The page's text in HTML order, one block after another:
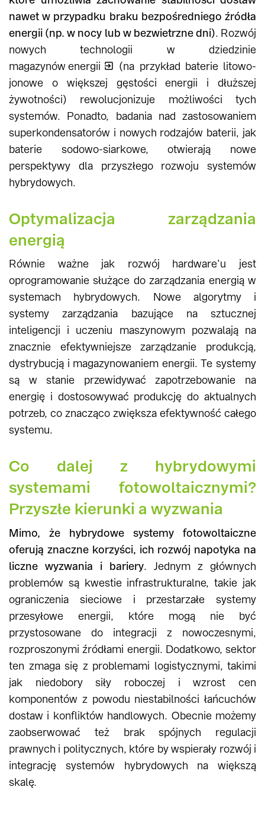
nawet w przypadku braku bezpośredniego źródła
energii (np. w nocy lub w bezwietrzne dni). Rozwój
nowych technologii w dziedzinie
magazynów energii
(na przykład baterie litowo-
jonowe o większej gęstości energii i dłuższej
żywotności) rewolucjonizuje możliwości tych
systemów. Ponadto, badania nad zastosowaniem
superkondensatorów i nowych rodzajów baterii, jak
baterie sodowo-siarkowe, otwierają nowe
perspektywy dla przyszłego rozwoju systemów
hybrydowych.
Optymalizacja zarządzania
energią
Równie ważne jak rozwój hardware’u jest
oprogramowanie służące do zarządzania energią w
systemach hybrydowych. Nowe algorytmy i
systemy zarządzania bazujące na sztucznej
inteligencji i uczeniu maszynowym pozwalają na
znacznie efektywniejsze zarządzanie produkcją,
dystrybucją i magazynowaniem energii. Te systemy
są w stanie przewidywać zapotrzebowanie na
energię i dostosowywać produkcję do aktualnych
potrzeb, co znacząco zwiększa efektywność całego
systemu​.
Co dalej z hybrydowymi
systemami fotowoltaicznymi?
Przyszłe kierunki a wyzwania
Mimo, że hybrydowe systemy fotowoltaiczne
oferują znaczne korzyści, ich rozwój napotyka na
liczne wyzwania i bariery. Jednym z głównych
problemów są kwestie infrastrukturalne, takie jak
ograniczenia sieciowe i przestarzałe systemy
przesyłowe energii, które mogą nie być
przystosowane do integracji z nowoczesnymi,
rozproszonymi źródłami energii. Dodatkowo, sektor
ten zmaga się z problemami logistycznymi, takimi
jak niedobory siły roboczej i wzrost cen
komponentów z powodu niestabilności łańcuchów
dostaw i konfliktów handlowych. Obecnie możemy
zaobserwować też brak spójnych regulacji
prawnych i politycznych, które by wspierały rozwój i
integrację systemów hybrydowych na większą
skalę.